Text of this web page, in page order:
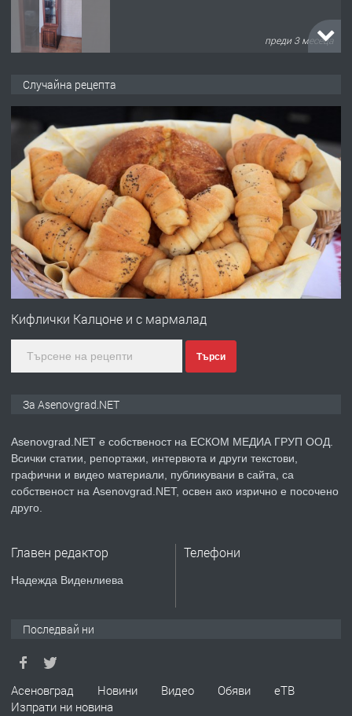
преди 3 месеца
преди 10 месеца
ПРЕДЛАГА
Професионална броячна машина -
със сертификат от ЕЦБ
преди 1 година
ПРЕДЛАГА
Професионална зеленчукорезачка
преди 2 години
ПРЕДЛАГА
Давам индивидуалани уроци по
ремонт на покриви
ПРЕДЛАГА
Случайна рецепта
Кифлички Калцоне и с мармалад
Търси
За Asenovgrad.NET
Asenovgrad.NET е собственост на ЕСКОМ МЕДИА ГРУП ООД.
Всички статии, репортажи, интервюта и други текстови,
графични и видео материали, публикувани в сайта, са
собственост на Asenovgrad.NET, освен ако изрично е посочено
друго.
Главен редактор
Надежда Виденлиева
Телефони
Последвай ни
Асеновград Новини Видео Обяви
еТВ
Изпрати ни новина